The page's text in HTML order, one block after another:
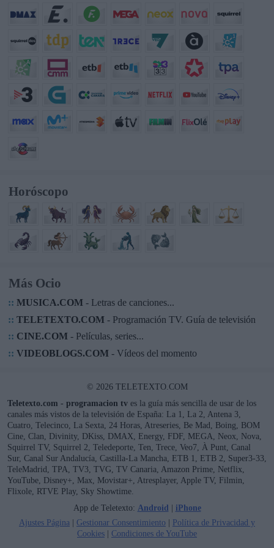
Horóscopo
Más Ocio
:: MUSICA.COM- Letras de canciones...
:: TELETEXTO.COM- Programación TV. Guía de televisión
:: CINE.COM- Películas, series...
:: VIDEOBLOGS.COM- Vídeos del momento
© 2026 TELETEXTO.COM
Teletexto.com - programacion tv es la guía más sencilla de usar de los
canales más vistos de la televisión de España: La 1, La 2, Antena 3,
Cuatro, Telecinco, La Sexta, 24 Horas, Atreseries, Be Mad, Boing, BOM
Cine, Clan, Divinity, DKiss, DMAX, Energy, FDF, MEGA, Neox, Nova,
Squirrel TV, Squirrel 2, Teledeporte, Ten, Trece, Veo7, À Punt, Canal
Sur, Canal Sur Andalucía, Castilla-La Mancha, ETB 1, ETB 2, Super3-33,
TeleMadrid, TPA, TV3, TVG, TV Canaria, Amazon Prime, Netflix,
YouTube, Disney+, Max, Movistar+, Atresplayer, Apple TV, Filmin,
Flixole, RTVE Play, Sky Showtime.
App de Teletexto: Android | iPhone
Ajustes Página | Gestionar Consentimiento | Política de Privacidad y
Cookies | Condiciones de YouTube